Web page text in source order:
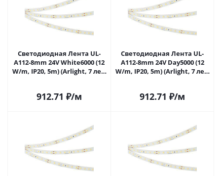
Светодиодная Лента UL-
A112-8mm 24V White6000 (12
W/m, IP20, 5m) (Arlight, 7 лет)
912.71 ₽/м
Светодиодная Лента UL-
A112-8mm 24V Day5000 (12
W/m, IP20, 5m) (Arlight, 7 лет)
912.71 ₽/м